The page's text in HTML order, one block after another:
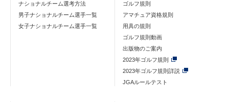
ナショナルチーム選考方法
男子ナショナルチーム選手一覧
女子ナショナルチーム選手一覧
ゴルフ規則
アマチュア資格規則
用具の規則
ゴルフ規則動画
出版物のご案内
2023年ゴルフ規則
2023年ゴルフ規則詳説
JGAルールテスト